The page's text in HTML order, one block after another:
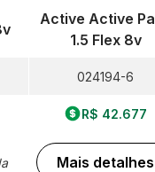
Active Active
1.5 Flex 8v
024194-6
R$ 42.677
Mais detalhes